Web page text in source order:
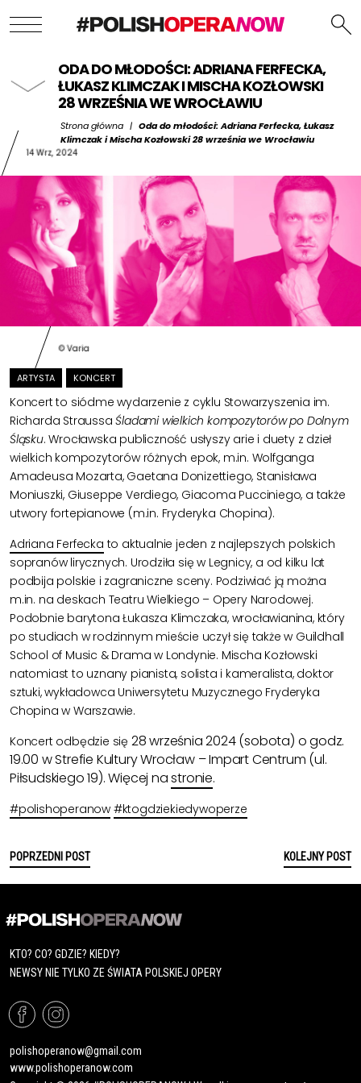
ODA DO MŁODOŚCI: ADRIANA FERFECKA,
ŁUKASZ KLIMCZAK I MISCHA KOZŁOWSKI
28 WRZEŚNIA WE WROCŁAWIU
Strona główna | Oda do młodości: Adriana Ferfecka, Łukasz
Klimczak i Mischa Kozłowski 28 września we Wrocławiu
14 Wrz, 2024
© Varia
ARTYSTA KONCERT
Koncert to siódme wydarzenie z cyklu Stowarzyszenia im.
Richarda StraussaŚladami wielkich kompozytorów po Dolnym
Śląsku. Wrocławska publiczność usłyszy arie i duety z dzieł
wielkich kompozytorów różnych epok, m.in. Wolfganga
Amadeusa Mozarta, Gaetana Donizettiego, Stanisława
Moniuszki, Giuseppe Verdiego, Giacoma Pucciniego, a także
utwory fortepianowe (m.in. Fryderyka Chopina).
Adriana Ferfecka to aktualnie jeden z najlepszych polskich
sopranów lirycznych. Urodziła się w Legnicy, a od kilku lat
podbija polskie i zagraniczne sceny. Podziwiać ją można
m.in. na deskach Teatru Wielkiego – Opery Narodowej.
Podobnie barytona Łukasza Klimczaka, wrocławianina, który
po studiach w rodzinnym mieście uczył się także w Guildhall
School of Music & Drama w Londynie. Mischa Kozłowski
natomiast to uznany pianista, solista i kameralista, doktor
sztuki, wykładowca Uniwersytetu Muzycznego Fryderyka
Chopina w Warszawie.
Koncert odbędzie się 28 września 2024 (sobota) o godz.
19.00 wStrefie Kultury Wrocław – Impart Centrum (ul.
Piłsudskiego 19). Więcej nastronie.
#polishoperanow #ktogdziekiedywoperze
POPRZEDNI POST KOLEJNY POST
KTO? CO? GDZIE? KIEDY?
NEWSY NIE TYLKO ZE ŚWIATA POLSKIEJ OPERY
polishoperanow@gmail.com
www.polishoperanow.com